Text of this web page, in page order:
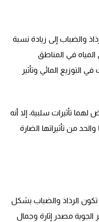
والضباب إلى زيادة نسبة
في المناطق
التوزيع المائي وتأثير
تأثيرات سلبية، إلا أنه
من تأثيراتها الضارة
الرذاذ والضباب بشكل
مصدر إثارة وجمال